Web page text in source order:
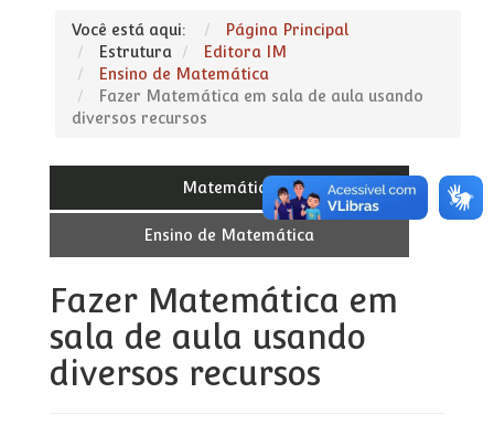
Você está aqui:
Página Principal
Estrutura
Editora IM
Ensino de Matemática
Fazer Matemática em sala de aula usando
diversos recursos
Matemática
Ensino de Matemática
Fazer Matemática em
sala de aula usando
diversos recursos